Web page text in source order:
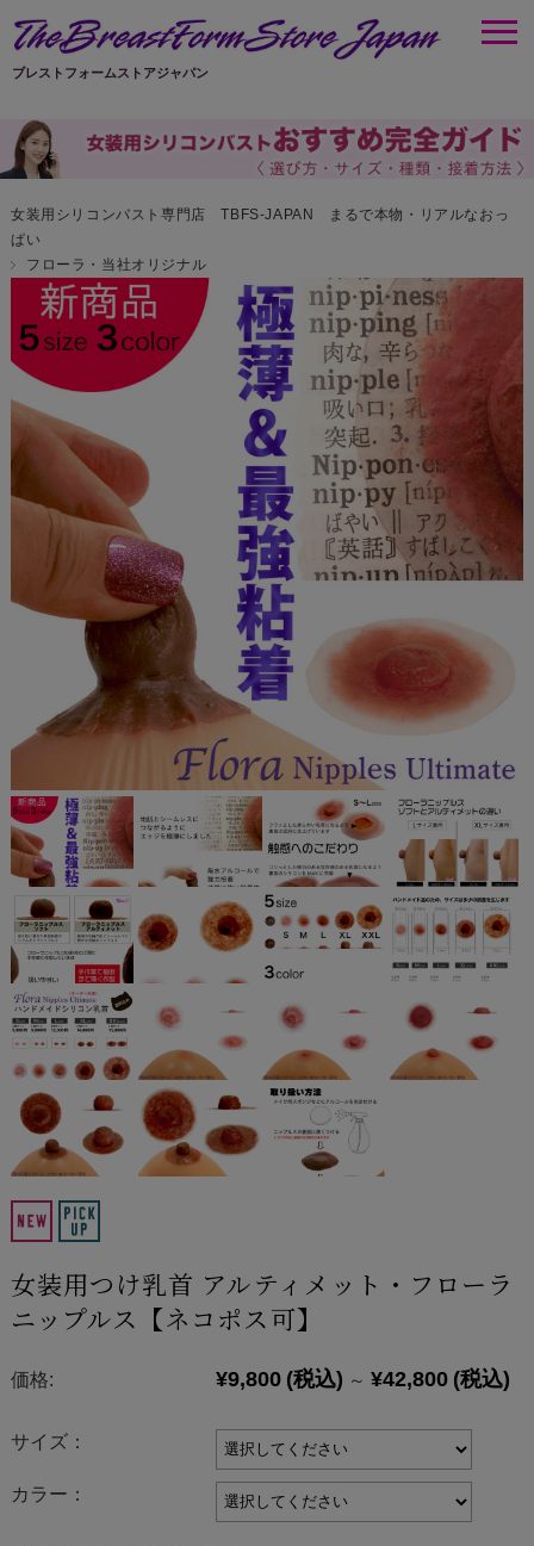
ブレストフォームストアジャパン
女装用シリコンバスト専門店 TBFS-JAPAN まるで本物・リアルなおっ
ぱい
フローラ・当社オリジナル
女装用つけ乳首 アルティメット・フローラ
ニップルス【ネコポス可】
価格: ¥9,800 (税込) ～ ¥42,800 (税込)
サイズ：
カラー：